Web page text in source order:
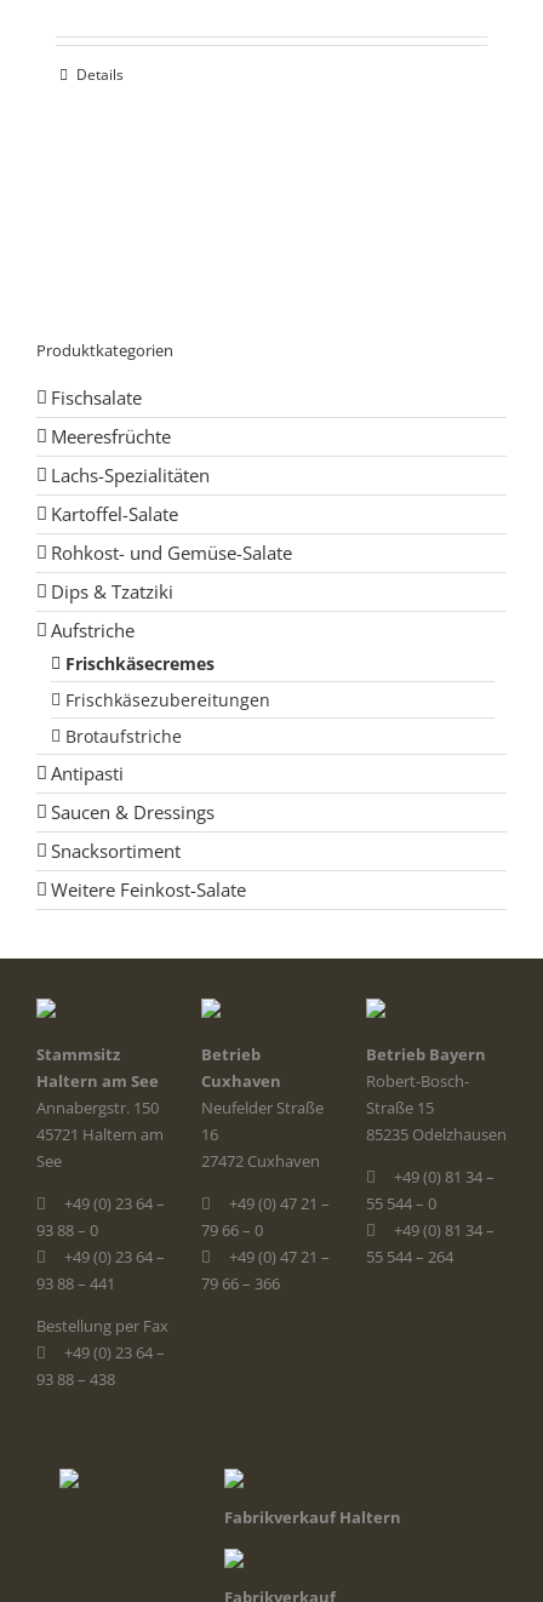
Details
Produktkategorien
Fischsalate
Meeresfrüchte
Lachs-Spezialitäten
Kartoffel-Salate
Rohkost- und Gemüse-Salate
Dips & Tzatziki
Aufstriche
Frischkäsecremes
Frischkäsezubereitungen
Brotaufstriche
Antipasti
Saucen & Dressings
Snacksortiment
Weitere Feinkost-Salate
Stammsitz
Haltern am See
Annabergstr. 150
45721 Haltern am
See
+49 (0) 23 64 –
93 88 – 0
+49 (0) 23 64 –
93 88 – 441
Bestellung per Fax
+49 (0) 23 64 –
93 88 – 438
Betrieb
Cuxhaven
Neufelder Straße
16
27472 Cuxhaven
+49 (0) 47 21 –
79 66 – 0
+49 (0) 47 21 –
79 66 – 366
Betrieb Bayern
Robert-Bosch-
Straße 15
85235 Odelzhausen
+49 (0) 81 34 –
55 544 – 0
+49 (0) 81 34 –
55 544 – 264
Fabrikverkauf Haltern
Fabrikverkauf